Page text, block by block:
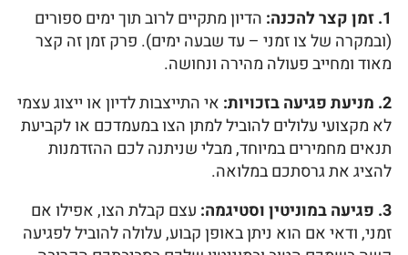
1. זמן קצר להכנה:
הדיון מתקיים לרוב תוך ימים ספורים
(ובמקרה של צו זמני – עד שבעה ימים). פרק זמן זה קצר
מאוד ומחייב פעולה מהירה ונחושה.
2. מניעת פגיעה בזכויות:
אי התייצבות לדיון או ייצוג עצמי
לא מקצועי עלולים להוביל למתן הצו במעמדכם או לקביעת
תנאים מחמירים במיוחד, מבלי שניתנה לכם ההזדמנות
להציג את גרסתכם במלואה.
3. פגיעה במוניטין וסטיגמה:
עצם קבלת הצו, אפילו אם
זמני, ודאי אם הוא ניתן באופן קבוע, עלולה להוביל לפגיעה